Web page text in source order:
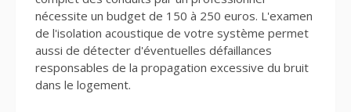
nécessite un budget de 150 à 250 euros. L'examen
de l'isolation acoustique de votre système permet
aussi de détecter d'éventuelles défaillances
responsables de la propagation excessive du bruit
dans le logement.